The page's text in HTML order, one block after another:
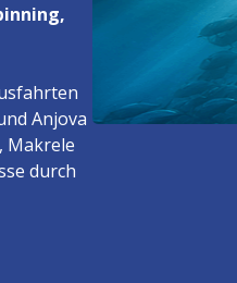
Anjova
Makrele
durch